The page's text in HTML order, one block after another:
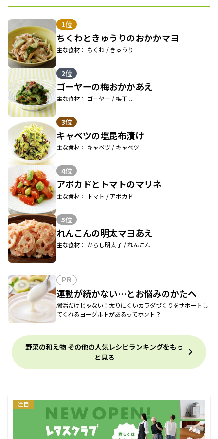
1位
ちくわときゅうりのおかかマヨ
主な食材： ちくわ / きゅうり
2位
ゴーヤーの梅おかかあえ
主な食材： ゴーヤー / 梅干し
3位
キャベツの塩昆布漬け
主な食材： キャベツ / キャベツ
4位
アボカドとトマトのマリネ
主な食材： トマト / アボカド
5位
れんこんの明太マヨあえ
主な食材： からし明太子 / れんこん
PR
運動が続かない…とお悩みのかたへ
腸活だけじゃない！太りにくいカラダづくりをサポートし
てくれるヨーグルトがあるってホント？
野菜の和え物 その他の人気レシピランキングをもっ
と見る
注目